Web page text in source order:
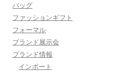
バッグ
ファッションギフト
フォーマル
ブランド展示会
ブランド情報
インポート